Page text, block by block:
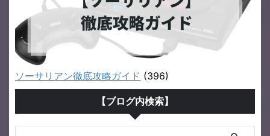
ソーサリアン徹底攻略ガイド (396)
【ブログ内検索】